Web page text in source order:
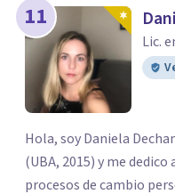
11
Lic.
Hola, soy Daniela
(UBA, 2015) y me
procesos de cambio